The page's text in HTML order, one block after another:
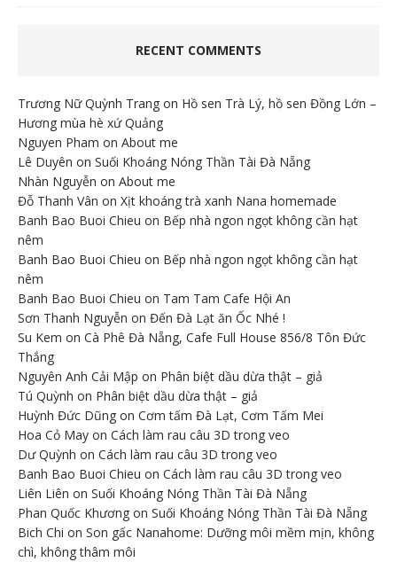
RECENT COMMENTS
Trương Nữ Quỳnh Trang on Hồ sen Trà Lý, hồ sen Đồng Lớn –
Hương mùa hè xứ Quảng
Nguyen Pham on About me
Lê Duyên on Suối Khoáng Nóng Thần Tài Đà Nẵng
Nhàn Nguyễn on About me
Đỗ Thanh Vân on Xịt khoáng trà xanh Nana homemade
Banh Bao Buoi Chieu on Bếp nhà ngon ngọt không cần hạt
nêm
Banh Bao Buoi Chieu on Bếp nhà ngon ngọt không cần hạt
nêm
Banh Bao Buoi Chieu on Tam Tam Cafe Hội An
Sơn Thanh Nguyễn on Đến Đà Lạt ăn Ốc Nhé !
Su Kem on Cà Phê Đà Nẵng, Cafe Full House 856/8 Tôn Đức
Thắng
Nguyên Anh Cải Mập on Phân biệt dầu dừa thật – giả
Tú Quỳnh on Phân biệt dầu dừa thật – giả
Huỳnh Đức Dũng on Cơm tấm Đà Lạt, Cơm Tấm Mei
Hoa Cỏ May on Cách làm rau câu 3D trong veo
Dư Quỳnh on Cách làm rau câu 3D trong veo
Banh Bao Buoi Chieu on Cách làm rau câu 3D trong veo
Liên Liên on Suối Khoáng Nóng Thần Tài Đà Nẵng
Phan Quốc Khương on Suối Khoáng Nóng Thần Tài Đà Nẵng
Bich Chi on Son gấc Nanahome: Dưỡng môi mềm mịn, không
chì, không thâm môi